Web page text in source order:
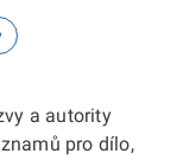
a autority
pro dílo,